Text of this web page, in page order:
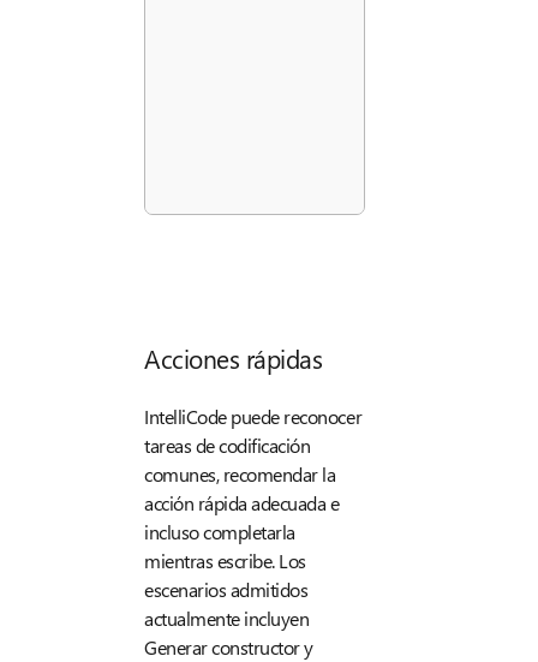
Acciones rápidas
IntelliCode puede reconocer
tareas de codificación
comunes, recomendar la
acción rápida adecuada e
incluso completarla
mientras escribe. Los
escenarios admitidos
actualmente incluyen
Generar constructor y